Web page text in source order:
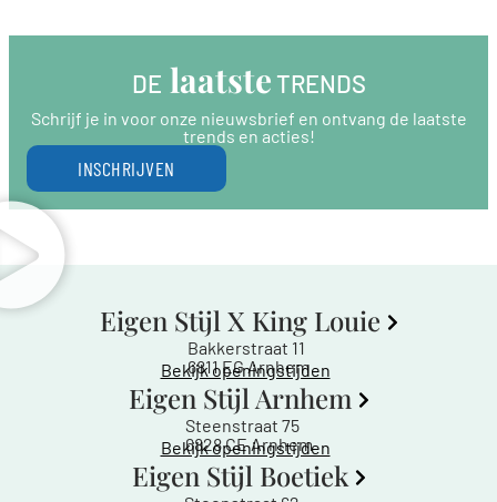
DE laatste TRENDS
Schrijf je in voor onze nieuwsbrief en ontvang de laatste
trends en acties!
INSCHRIJVEN
Eigen Stijl X King Louie
Bakkerstraat 11
6811 EG Arnhem
Bekijk openingstijden
Eigen Stijl Arnhem
Steenstraat 75
6828 CE Arnhem
Bekijk openingstijden
Eigen Stijl Boetiek